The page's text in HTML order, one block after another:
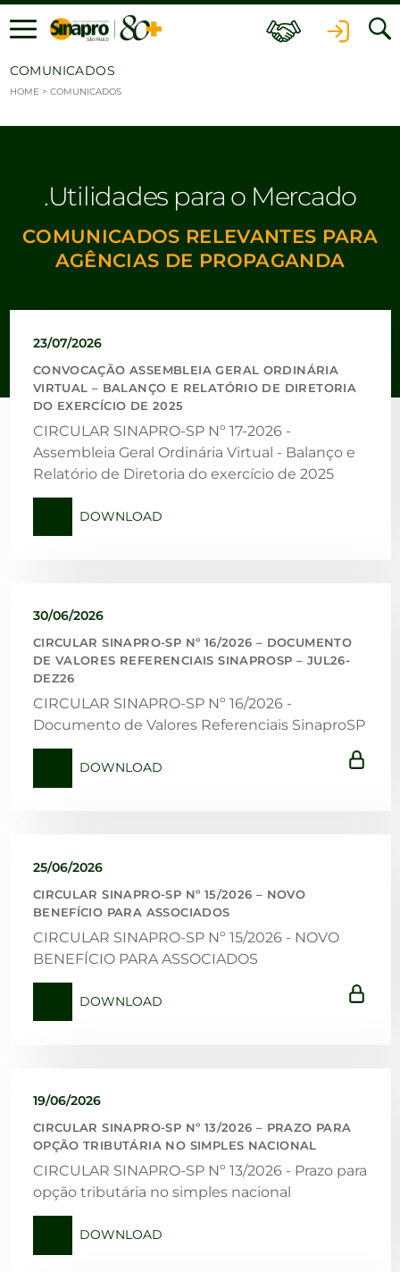
Ir para o conteúdo
COMUNICADOS
HOME > COMUNICADOS
Utilidades para o Mercado
COMUNICADOS RELEVANTES PARA
AGÊNCIAS DE PROPAGANDA
23/07/2026
CONVOCAÇÃO ASSEMBLEIA GERAL ORDINÁRIA
VIRTUAL – BALANÇO E RELATÓRIO DE DIRETORIA
DO EXERCÍCIO DE 2025
CIRCULAR SINAPRO-SP Nº 17-2026 -
Assembleia Geral Ordinária Virtual - Balanço e
Relatório de Diretoria do exercício de 2025
DOWNLOAD
30/06/2026
CIRCULAR SINAPRO-SP Nº 16/2026 – DOCUMENTO
DE VALORES REFERENCIAIS SINAPROSP – JUL26-
DEZ26
CIRCULAR SINAPRO-SP Nº 16/2026 -
Documento de Valores Referenciais SinaproSP
DOWNLOAD
25/06/2026
CIRCULAR SINAPRO-SP Nº 15/2026 – NOVO
BENEFÍCIO PARA ASSOCIADOS
CIRCULAR SINAPRO-SP Nº 15/2026 - NOVO
BENEFÍCIO PARA ASSOCIADOS
DOWNLOAD
19/06/2026
CIRCULAR SINAPRO-SP Nº 13/2026 – PRAZO PARA
OPÇÃO TRIBUTÁRIA NO SIMPLES NACIONAL
CIRCULAR SINAPRO-SP Nº 13/2026 - Prazo para
opção tributária no simples nacional
DOWNLOAD